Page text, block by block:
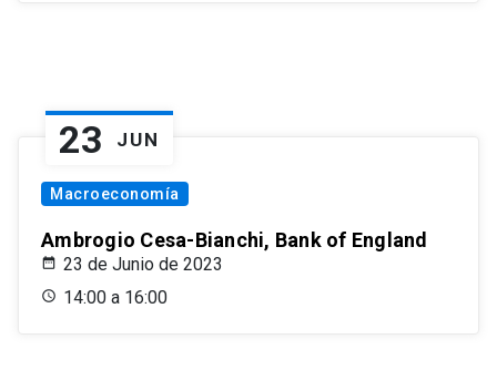
23 JUN
Macroeconomía
Ambrogio Cesa-Bianchi, Bank of England
23 de Junio de 2023
14:00 a 16:00